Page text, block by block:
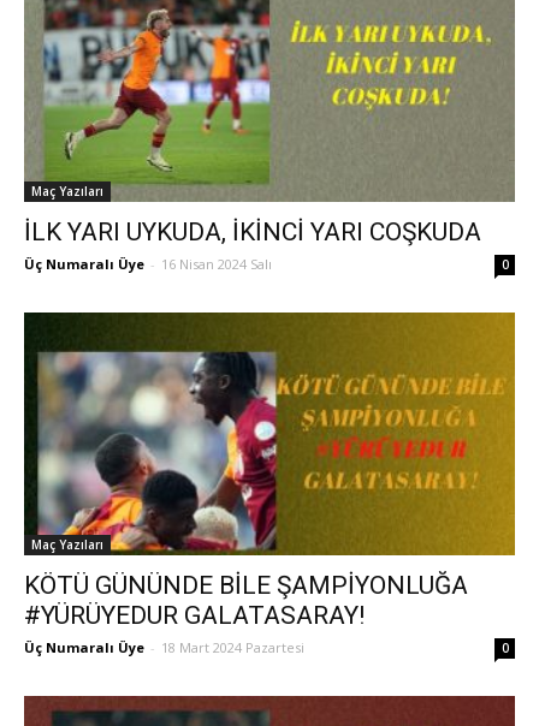
Maç Yazıları
İLK YARI UYKUDA, İKİNCİ YARI COŞKUDA
Üç Numaralı Üye - 16 Nisan 2024 Salı 0
Maç Yazıları
KÖTÜ GÜNÜNDE BİLE ŞAMPİYONLUĞA
#YÜRÜYEDUR GALATASARAY!
Üç Numaralı Üye - 18 Mart 2024 Pazartesi 0